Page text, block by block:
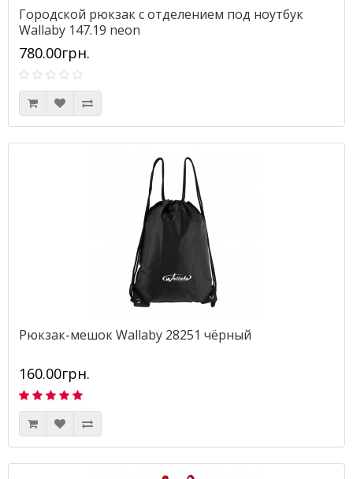
Городской рюкзак с отделением под ноутбук
Wallaby 147.19 neon
780.00грн.
Рюкзак-мешок Wallaby 28251 чёрный
160.00грн.